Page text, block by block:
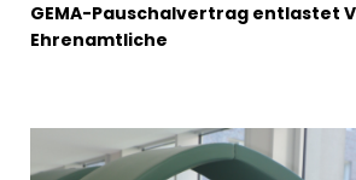
GEMA-Pauschalvertrag entlastet
Ehrenamtliche